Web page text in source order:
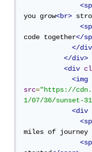
you grow<br>
code together</
</
</div>
<div
<img
src="https://
1/07/36/sunset-
<div
miles of